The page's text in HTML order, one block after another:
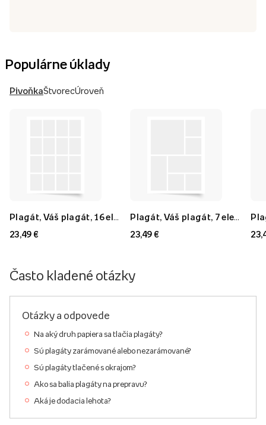
Populárne úklady
PivoňkaŠtvorecÚroveň
23,49 €
23,49 €
Často kladené otázky
Otázky a odpovede
Na aký druh papiera sa tlačia plagáty?
Sú plagáty zarámované alebo nezarámované?
Sú plagáty tlačené s okrajom?
Ako sa balia plagáty na prepravu?
Aká je dodacia lehota?